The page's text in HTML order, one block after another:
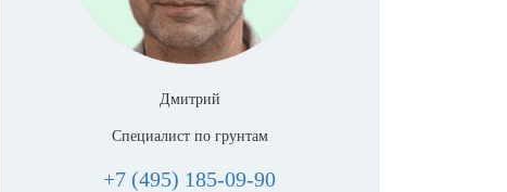
Дмитрий
Специалист по грунтам
+7 (495) 185-09-90